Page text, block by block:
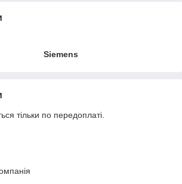
Siemens
тільки по передоплаті.